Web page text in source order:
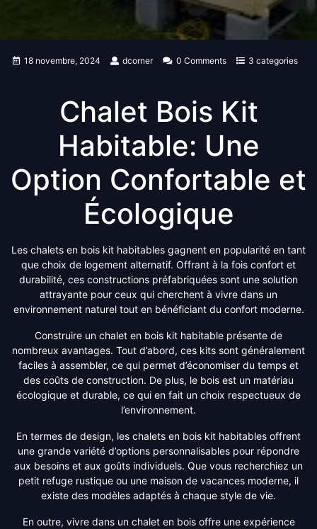
18 novembre, 2024 dcorner 0 Comments 3 categories
Chalet Bois Kit
Habitable: Une
Option Confortable et
Écologique
Les chalets en bois kit habitables gagnent en popularité en tant
que choix de logement alternatif. Offrant à la fois confort et
durabilité, ces constructions préfabriquées sont une solution
attrayante pour ceux qui cherchent à vivre dans un
environnement naturel tout en bénéficiant du confort moderne.
Construire un chalet en bois kit habitable présente de
nombreux avantages. Tout d’abord, ces kits sont généralement
faciles à assembler, ce qui permet d’économiser du temps et
des coûts de construction. De plus, le bois est un matériau
écologique et durable, ce qui en fait un choix respectueux de
l’environnement.
En termes de design, les chalets en bois kit habitables offrent
une grande variété d’options personnalisables pour répondre
aux besoins et aux goûts individuels. Que vous recherchiez un
petit refuge rustique ou une maison de vacances moderne, il
existe des modèles adaptés à chaque style de vie.
En outre, vivre dans un chalet en bois offre une expérience